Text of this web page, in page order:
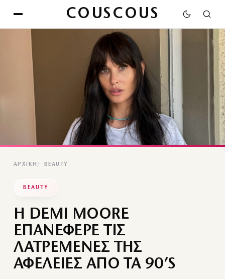
COUSCOUS
ΑΡΧΙΚΉ BEAUTY
BEAUTY
Η DEMI MOORE
ΕΠΑΝΕΦΕΡΕ ΤΙΣ
ΛΑΤΡΕΜΕΝΕΣ ΤΗΣ
ΑΦΕΛΕΙΕΣ ΑΠΟ ΤΑ 90’S